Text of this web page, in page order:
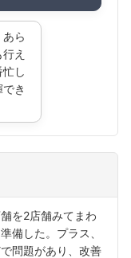
ら
え
し
き
を2店舗みてまわ
備した。プラス、
問題があり、改善